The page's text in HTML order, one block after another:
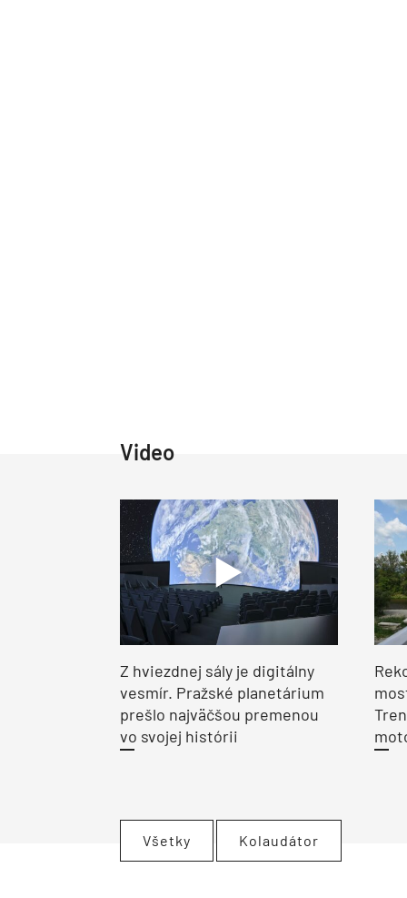
Video
Z hviezdnej sály je digitálny
vesmír. Pražské planetárium
prešlo najväčšou premenou
vo svojej histórii
Všetky Kolaudátor